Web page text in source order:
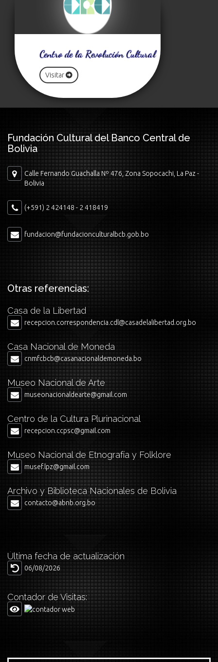
Centro de la Revolución Cultural
Visitar
Fundación Cultural del Banco Central de
Bolivia
Calle Fernando Guachalla Nº 476, Zona Sopocachi, La Paz -
Bolivia
(+591) 2 424148 - 2 418419
fundacion@fundacionculturalbcb.gob.bo
Otras referencias:
Casa de la Libertad
recepcion.correspondencia.cdl@casadelalibertad.org.bo
Casa Nacional de Moneda
cnmfcbcb@casanacionaldemoneda.bo
Museo Nacional de Arte
museonacionaldearte@gmail.com
Centro de la Cultura Plurinacional
recepcion.ccpsc@gmail.com
Museo Nacional de Etnografía y Folklore
musef.lpz@gmail.com
Archivo y Biblioteca Nacionales de Bolivia
contacto@abnb.org.bo
Última fecha de actualización
06/08/2026
Contador de Visitas: